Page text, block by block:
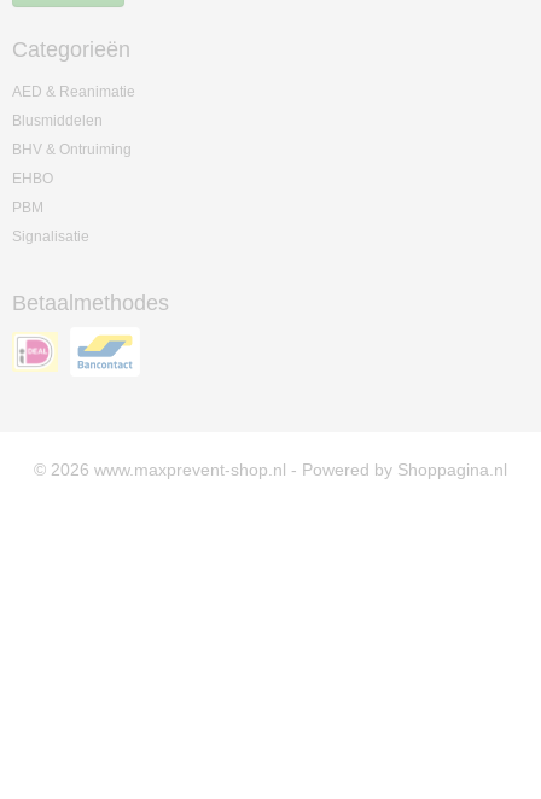
Categorieën
AED & Reanimatie
Blusmiddelen
BHV & Ontruiming
EHBO
PBM
Signalisatie
Betaalmethodes
© 2026 www.maxprevent-shop.nl - Powered by Shoppagina.nl